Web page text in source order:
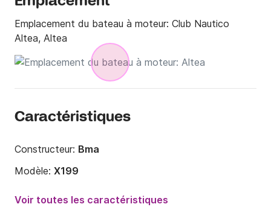
Emplacement du bateau à moteur: Club Nautico
Altea, Altea
Caractéristiques
Constructeur: Bma
Modèle: X199
Puissance moteur:
130cv
Voir toutes les caractéristiques